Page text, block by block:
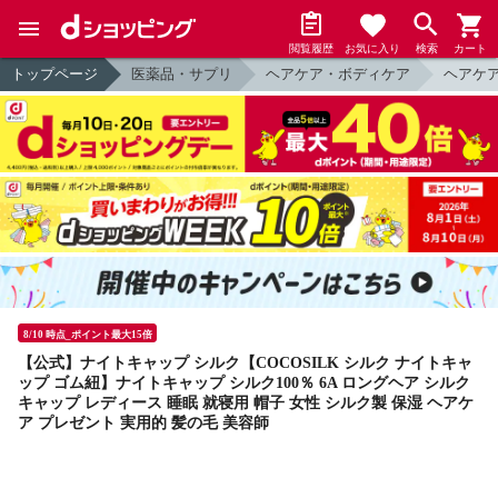
閲覧履歴 お気に入り 検索 カート
トップページ 医薬品・サプリ ヘアケア・ボディケア ヘアケ
8/10 時点_ポイント最大15倍
【公式】ナイトキャップ シルク【COCOSILK シルク ナイトキャ
ップ ゴム紐】ナイトキャップ シルク100％ 6A ロングヘア シルク
キャップ レディース 睡眠 就寝用 帽子 女性 シルク製 保湿 ヘアケ
ア プレゼント 実用的 髪の毛 美容師